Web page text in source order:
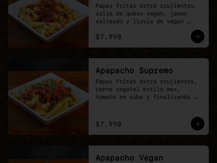
Papas fritas extra crujientes,
salsa de queso vegan, jamon
salteado y lluvia de vegan
$7.990
Apapacho Supremo
Papas fritas extra crujientes,
carne vegatal estilo mex,
tomate en cubo y finalizando
$7.990
Apapacho Vegan